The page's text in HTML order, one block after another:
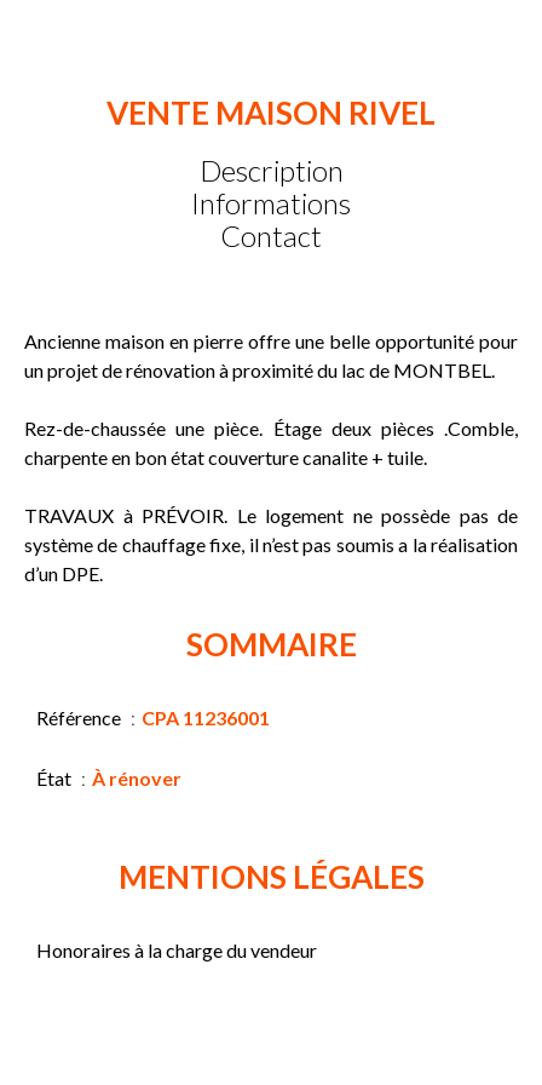
VENTE MAISON RIVEL
Description
Informations
Contact
Ancienne maison en pierre offre une belle opportunité pour
un projet de rénovation à proximité du lac de MONTBEL.
Rez-de-chaussée une pièce. Étage deux pièces .Comble,
charpente en bon état couverture canalite + tuile.
TRAVAUX à PRÉVOIR. Le logement ne possède pas de
système de chauffage fixe, il n’est pas soumis a la réalisation
d’un DPE.
SOMMAIRE
Référence CPA 11236001
État À rénover
MENTIONS LÉGALES
Honoraires à la charge du vendeur